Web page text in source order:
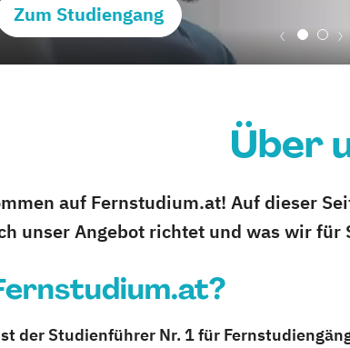
Zum Studiengang
Über
auf Fernstudium.at! Auf dieser
unser Angebot richtet und was wir für
der Studienführer Nr. 1 für